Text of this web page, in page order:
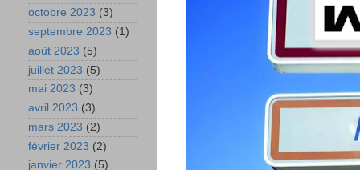
octobre 2023 (3)
septembre 2023 (1)
août 2023 (5)
juillet 2023 (5)
mai 2023 (3)
avril 2023 (3)
mars 2023 (2)
février 2023 (2)
janvier 2023 (5)